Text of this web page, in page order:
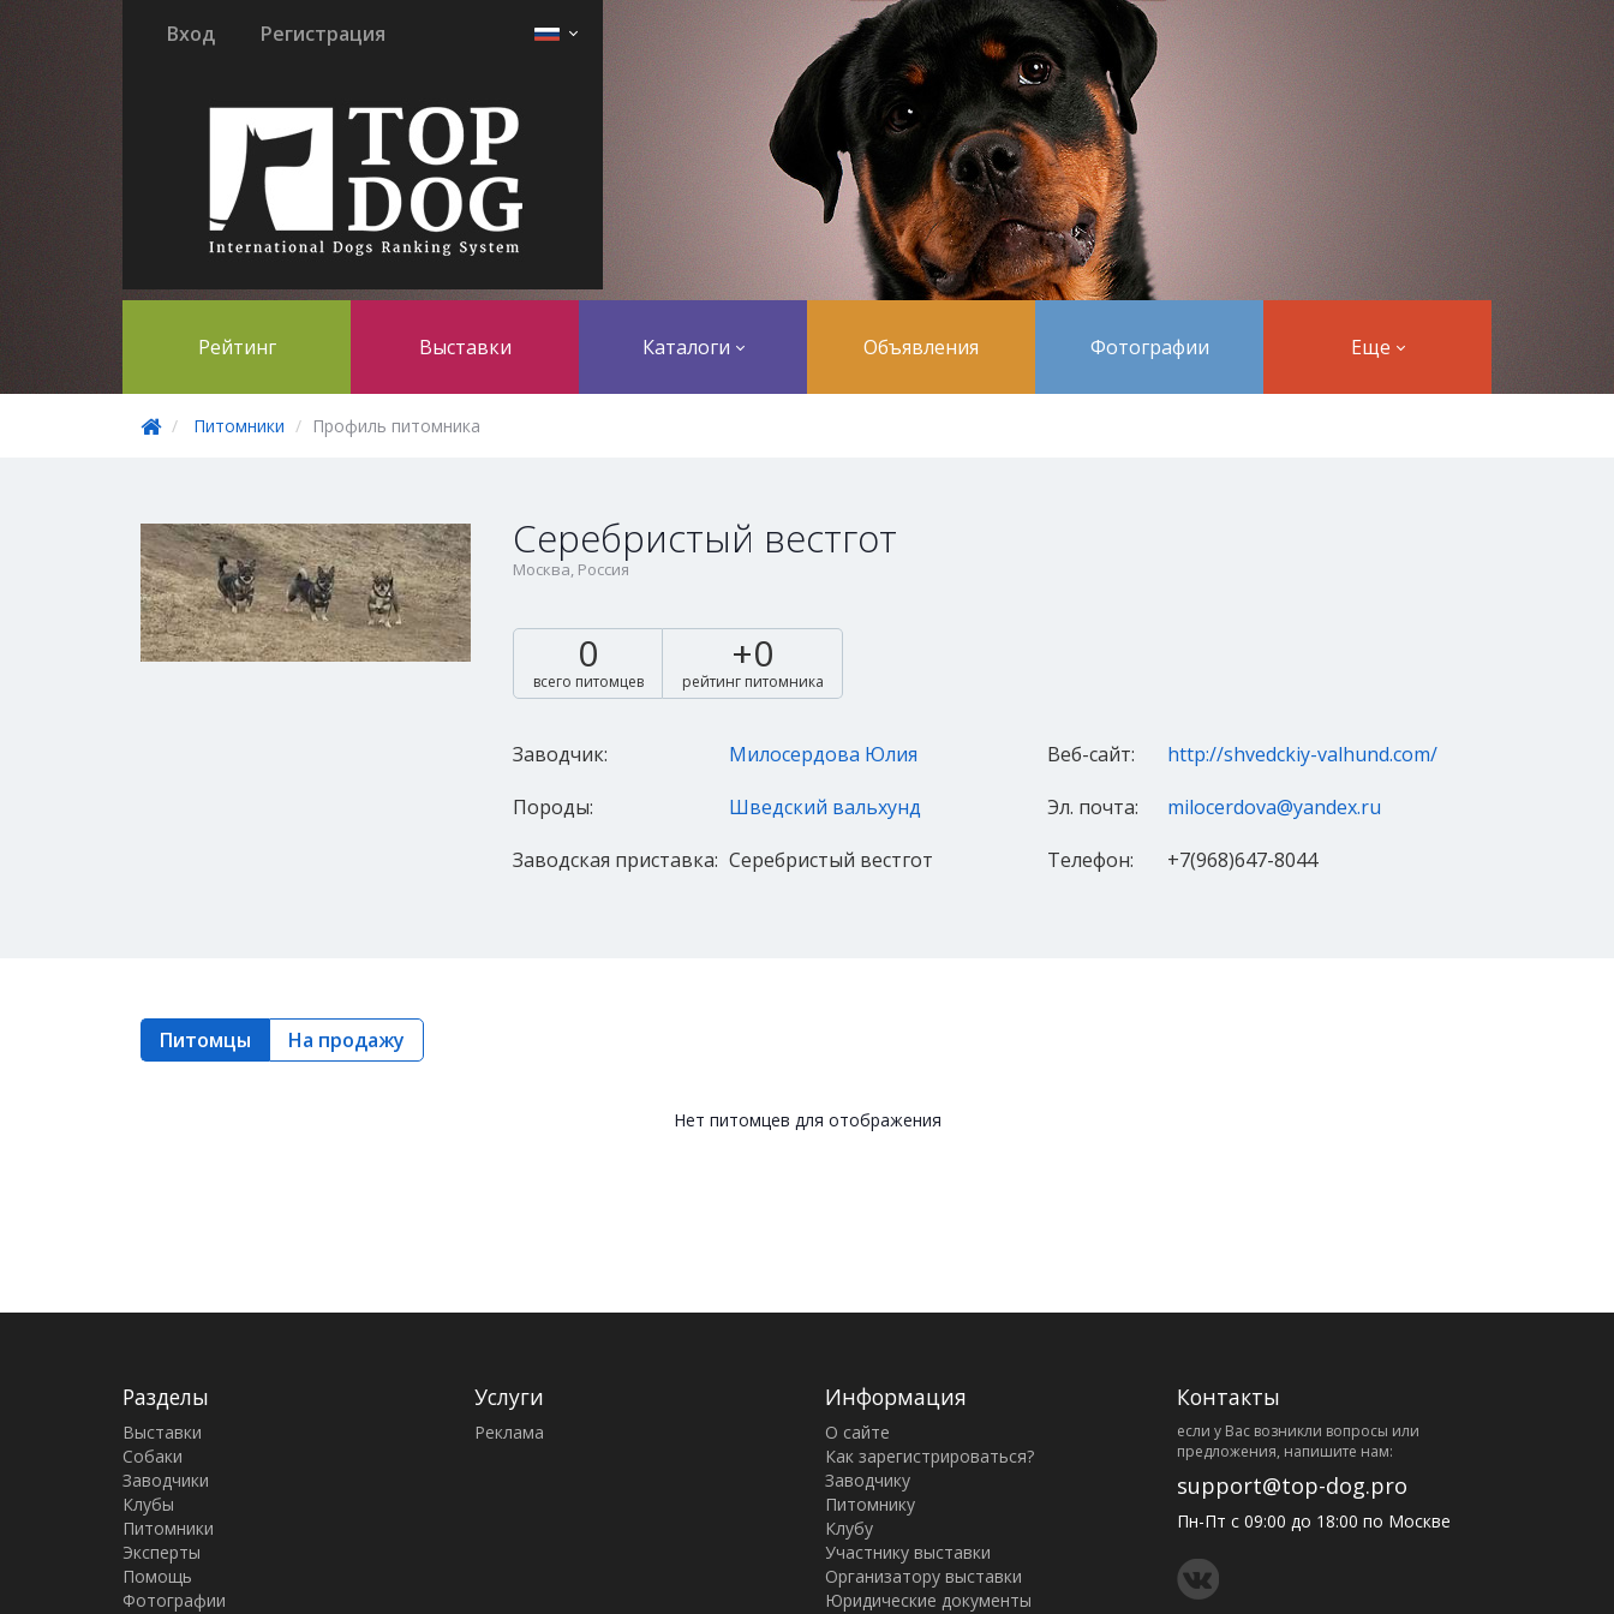
Вход Регистрация
Рейтинг Выставки Каталоги Объявления Фотографии Еще
Питомники Профиль питомника
Серебристый вестгот
Москва, Россия
0
всего питомцев
+0
рейтинг питомника
Заводчик:
Милосердова Юлия
Породы:
Шведский вальхунд
Заводская приставка: Серебристый вестгот
Веб-сайт:
http://shvedckiy-valhund.com/
Эл. почта:
milocerdova@yandex.ru
Телефон:
+7(968)647-8044
Питомцы На продажу
Нет питомцев для отображения
Разделы
Выставки
Собаки
Заводчики
Клубы
Питомники
Эксперты
Помощь
Фотографии
Услуги
Реклама
Информация
О сайте
Как зарегистрироваться?
Заводчику
Питомнику
Клубу
Участнику выставки
Организатору выставки
Юридические документы
Контакты
eсли у Вас возникли вопросы или
предложения, напишите нам:
support@top-dog.pro
Пн-Пт с 09:00 до 18:00 по Москве